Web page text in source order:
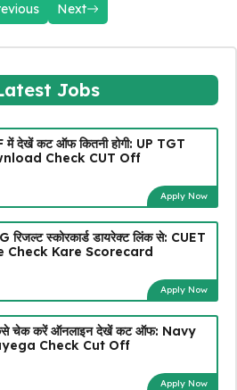
Next
Jobs
में देखें कट ऑफ कितनी होगी: UP TGT
Check CUT Off
Apply Now
स्कोरकार्ड डायरेक्ट लिंक से: CUET
Check Kare Scorecard
Apply Now
कैसे चेक करें ऑनलाइन देखें कट ऑफ: Navy
Check Cut Off
Apply Now